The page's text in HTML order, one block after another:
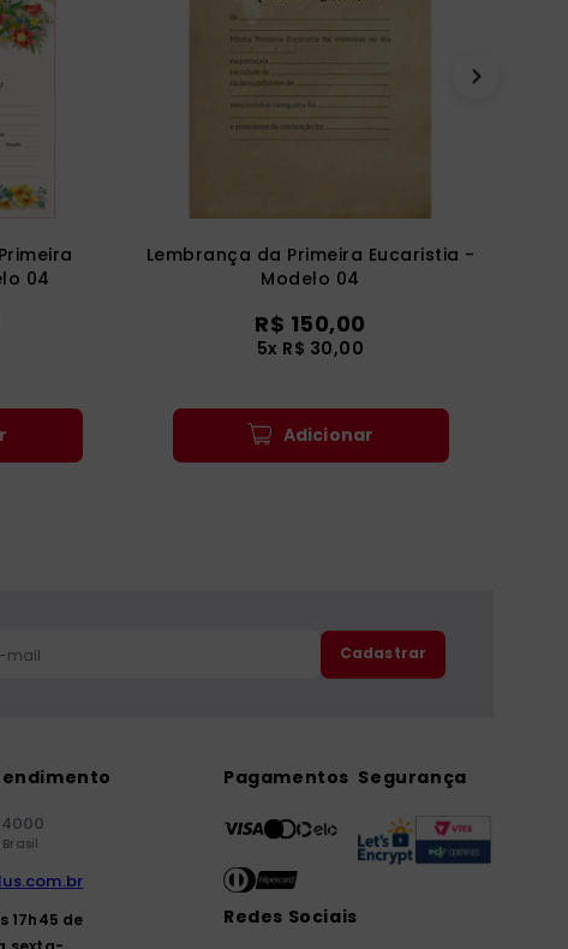
04
Lembrança da Primeira Eucaristia -
Modelo 04
R$ 150,00
5x R$ 30,00
Adicionar
Cadastrar
17h45 de
Pagamentos Segurança
Redes Sociais